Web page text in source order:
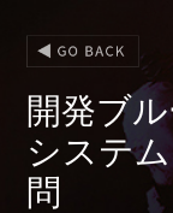
開発ブ
システ
問